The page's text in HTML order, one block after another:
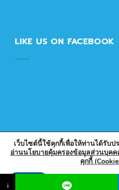
LIKE US ON FACEBOOK
Copyright 2026 © Designed
Store
เว็บไซต์นี้ใช้คุกกี้เพื่อให้ท่านได้รับ
อ่านนโยบายคุ้มครองข้อมูลส่วนบุคค
คุกกี้
↓